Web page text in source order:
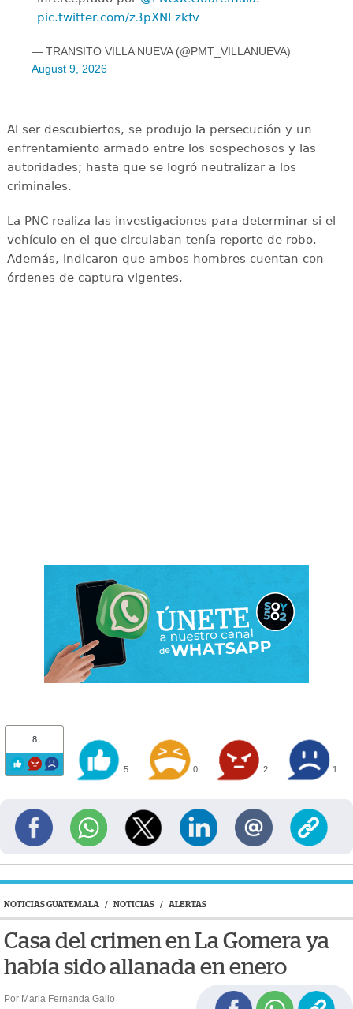
pic.twitter.com/z3pXNEzkfv
— TRANSITO VILLA NUEVA (@PMT_VILLANUEVA)
August 9, 2026
Al ser descubiertos, se produjo la persecución y un
enfrentamiento armado entre los sospechosos y las
autoridades; hasta que se logró neutralizar a los
criminales.
La PNC realiza las investigaciones para determinar si el
vehículo en el que circulaban tenía reporte de robo.
Además, indicaron que ambos hombres cuentan con
órdenes de captura vigentes.
8
5 0 2 1
NOTICIAS GUATEMALA / NOTICIAS / ALERTAS
Casa del crimen en La Gomera ya
había sido allanada en enero
Por Maria Fernanda Gallo